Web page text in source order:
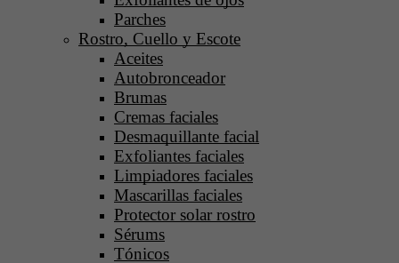
Parches
Rostro, Cuello y Escote
Aceites
Autobronceador
Brumas
Cremas faciales
Desmaquillante facial
Exfoliantes faciales
Limpiadores faciales
Mascarillas faciales
Protector solar rostro
Sérums
Tónicos